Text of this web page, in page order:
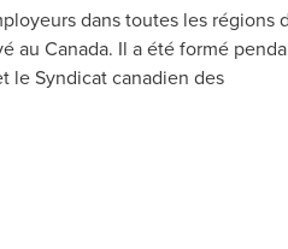
dans toutes les régions
au Canada. Il a été formé
le Syndicat canadien des